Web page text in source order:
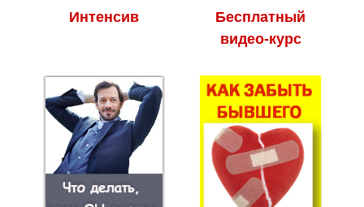
Интенсив
Бесплатный
видео-курс